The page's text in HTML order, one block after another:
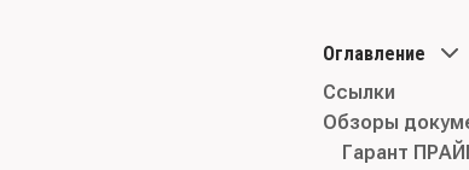
Оглавление
Ссылки
Обзоры
Гарант